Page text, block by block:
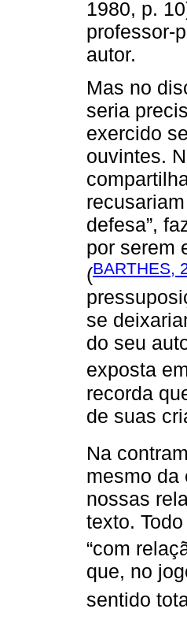
1980, p.
professor-
autor.
Mas no
seria
exercido
ouvintes.
defesa”,
por serem
(BARTHES,
se
do seu
exposta
recorda
de suas
Na
mesmo da
nossas
texto.
“com
que, no
sentido